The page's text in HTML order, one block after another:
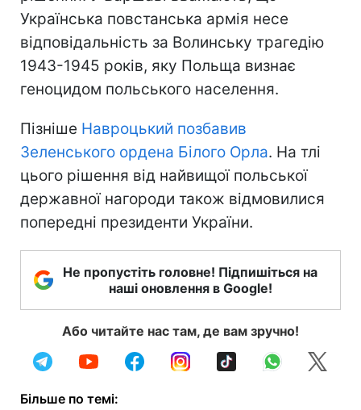
Українська повстанська армія несе
відповідальність за Волинську трагедію
1943-1945 років, яку Польща визнає
геноцидом польського населення.
Пізніше Навроцький позбавив
Зеленського ордена Білого Орла. На тлі
цього рішення від найвищої польської
державної нагороди також відмовилися
попередні президенти України.
Не пропустіть головне! Підпишіться на
наші оновлення в Google!
Або читайте нас там, де вам зручно!
Більше по темі: